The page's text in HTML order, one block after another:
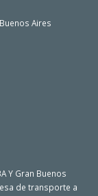
Aires
Y Gran Buenos
de transporte a